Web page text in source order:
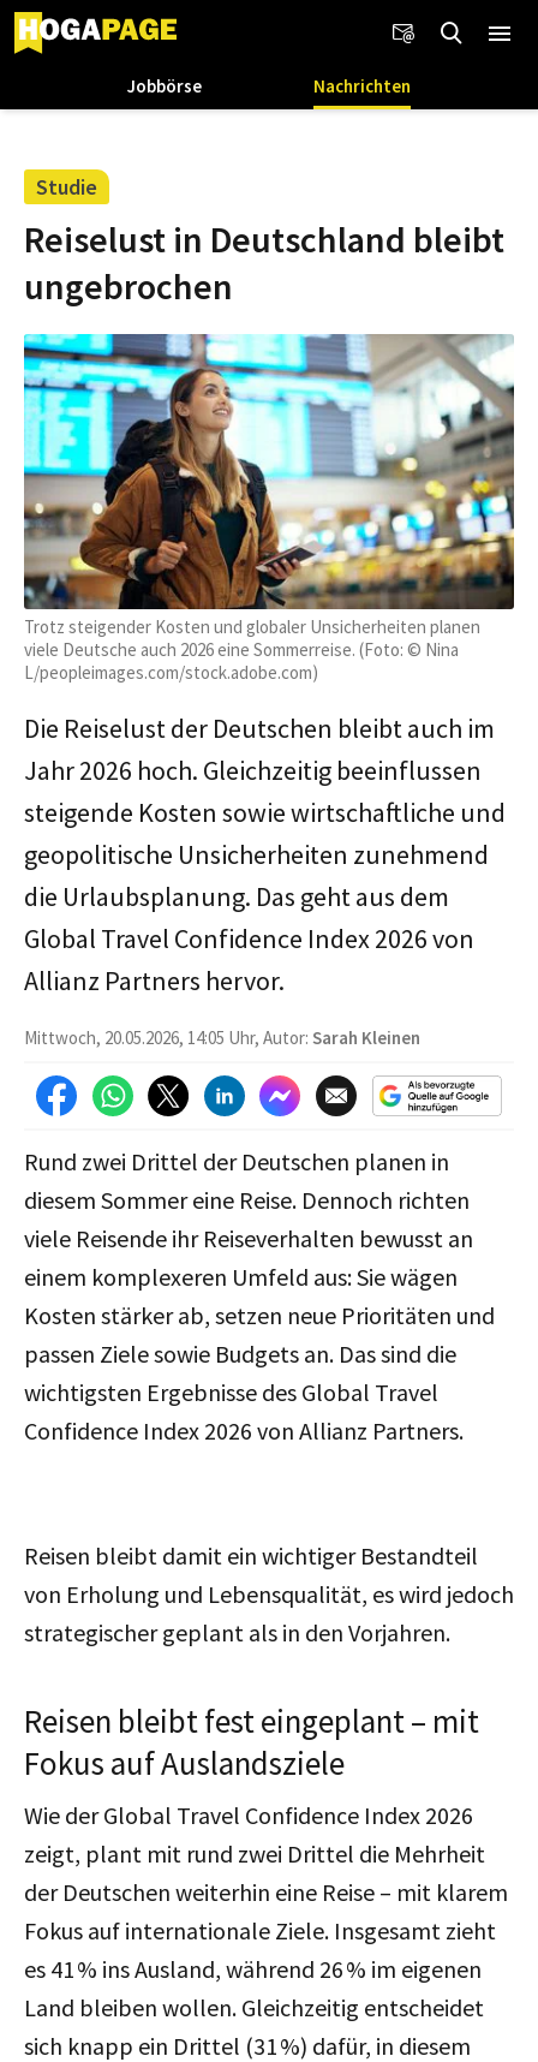
Jobbörse Nachrichten
Studie
Reiselust in Deutschland bleibt
ungebrochen
Trotz steigender Kosten und globaler Unsicherheiten planen
viele Deutsche auch 2026 eine Sommerreise. (Foto: © Nina
L/peopleimages.com/stock.adobe.com)
Die Reiselust der Deutschen bleibt auch im
Jahr 2026 hoch. Gleichzeitig beeinflussen
steigende Kosten sowie wirtschaftliche und
geopolitische Unsicherheiten zunehmend
die Urlaubsplanung. Das geht aus dem
Global Travel Confidence Index 2026 von
Allianz Partners hervor.
Mittwoch, 20.05.2026, 14:05 Uhr, Autor: Sarah Kleinen
Rund zwei Drittel der Deutschen planen in
diesem Sommer eine Reise. Dennoch richten
viele Reisende ihr Reiseverhalten bewusst an
einem komplexeren Umfeld aus: Sie wägen
Kosten stärker ab, setzen neue Prioritäten und
passen Ziele sowie Budgets an. Das sind die
wichtigsten Ergebnisse des Global Travel
Confidence Index 2026 von Allianz Partners.
Reisen bleibt damit ein wichtiger Bestandteil
von Erholung und Lebensqualität, es wird jedoch
strategischer geplant als in den Vorjahren.
Reisen bleibt fest eingeplant – mit
Fokus auf Auslandsziele
Wie der Global Travel Confidence Index 2026
zeigt, plant mit rund zwei Drittel die Mehrheit
der Deutschen weiterhin eine Reise – mit klarem
Fokus auf internationale Ziele. Insgesamt zieht
es 41 % ins Ausland, während 26 % im eigenen
Land bleiben wollen. Gleichzeitig entscheidet
sich knapp ein Drittel (31 %) dafür, in diesem